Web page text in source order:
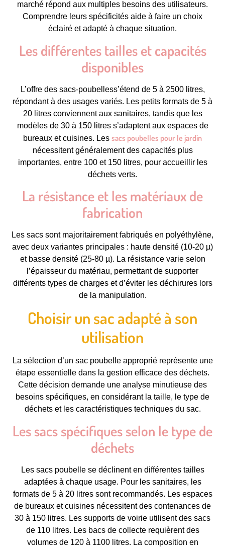
marché répond aux multiples besoins des utilisateurs.
Comprendre leurs spécificités aide à faire un choix
éclairé et adapté à chaque situation.
Les différentes tailles et capacités
disponibles
L’offre des sacs-poubelless’étend de 5 à 2500 litres,
répondant à des usages variés. Les petits formats de 5 à
20 litres conviennent aux sanitaires, tandis que les
modèles de 30 à 150 litres s’adaptent aux espaces de
bureaux et cuisines. Les sacs poubelles pour le jardin
nécessitent généralement des capacités plus
importantes, entre 100 et 150 litres, pour accueillir les
déchets verts.
La résistance et les matériaux de
fabrication
Les sacs sont majoritairement fabriqués en polyéthylène,
avec deux variantes principales : haute densité (10-20 µ)
et basse densité (25-80 µ). La résistance varie selon
l’épaisseur du matériau, permettant de supporter
différents types de charges et d’éviter les déchirures lors
de la manipulation.
Choisir un sac adapté à son
utilisation
La sélection d’un sac poubelle approprié représente une
étape essentielle dans la gestion efficace des déchets.
Cette décision demande une analyse minutieuse des
besoins spécifiques, en considérant la taille, le type de
déchets et les caractéristiques techniques du sac.
Les sacs spécifiques selon le type de
déchets
Les sacs poubelle se déclinent en différentes tailles
adaptées à chaque usage. Pour les sanitaires, les
formats de 5 à 20 litres sont recommandés. Les espaces
de bureaux et cuisines nécessitent des contenances de
30 à 150 litres. Les supports de voirie utilisent des sacs
de 110 litres. Les bacs de collecte requièrent des
volumes de 120 à 1100 litres. La composition en